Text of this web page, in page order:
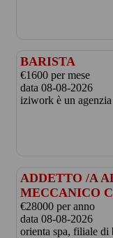
BARISTA
€1600 per mese
data 08-08-2026
iziwork è un
ADDETTO /A
MECCANICO
€28000 per anno
data 08-08-2026
orienta spa, filiale di